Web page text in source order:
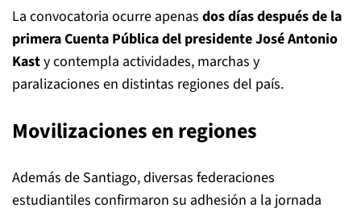
La convocatoria ocurre apenas dos días después de la
primera Cuenta Pública del presidente José Antonio
Kasty contempla actividades, marchas y
paralizaciones en distintas regiones del país.
Movilizaciones en regiones
Además de Santiago, diversas federaciones
estudiantiles confirmaron su adhesión a la jornada